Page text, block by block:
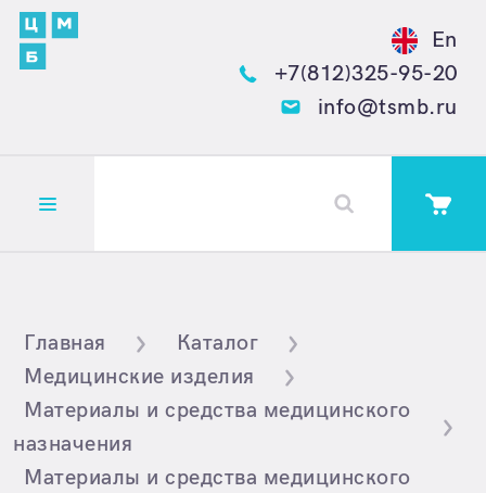
En
+7(812)325-95-20
info@tsmb.ru
Открыть меню
Главная
Каталог
Медицинские изделия
Материалы и средства медицинского
назначения
Материалы и средства медицинского